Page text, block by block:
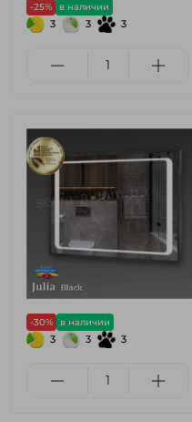
-25% в наличии
3 3 3
-30% в наличии
3 3 3